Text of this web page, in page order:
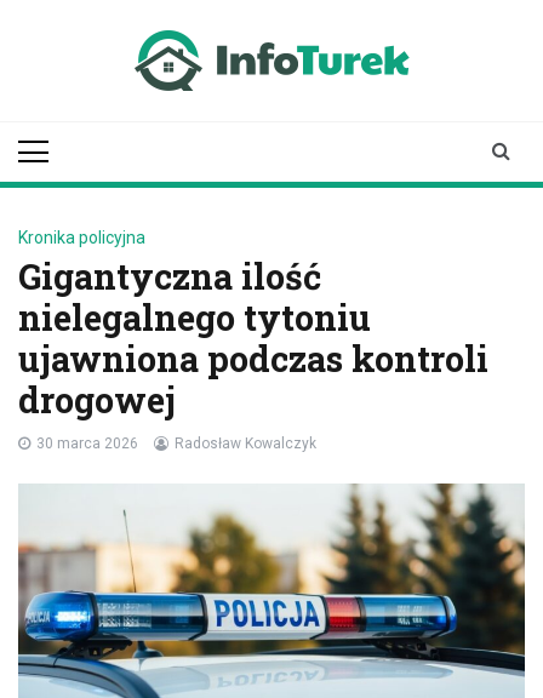
Kronika policyjna
Gigantyczna ilość
nielegalnego tytoniu
ujawniona podczas kontroli
drogowej
30 marca 2026 Radosław Kowalczyk